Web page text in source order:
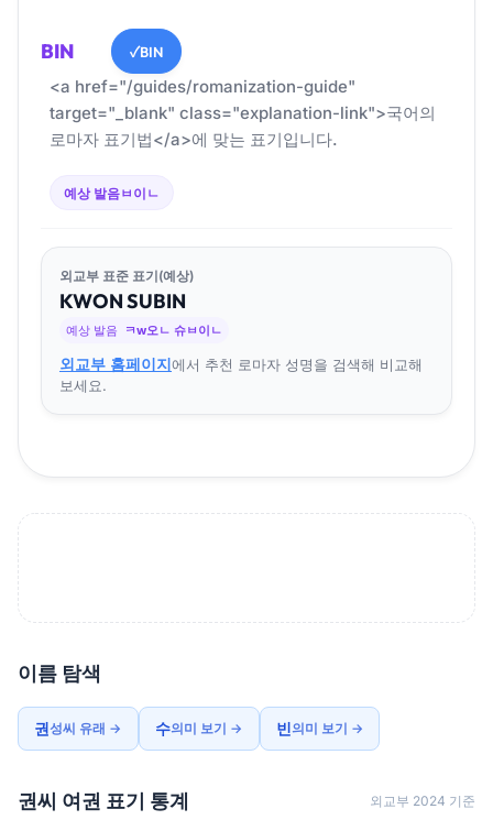
BIN ✓BIN
<a href="/guides/romanization-guide"
target="_blank" class="explanation-link">국어의
로마자 표기법</a>에 맞는 표기입니다.
예상 발음ㅂ이ㄴ
외교부 표준 표기(예상)
KWONSUBIN
예상 발음 ㅋw오ㄴ 슈ㅂ이ㄴ
외교부 홈페이지에서 추천 로마자 성명을 검색해 비교해
보세요.
이름 탐색
권성씨 유래 → 수의미 보기 → 빈의미 보기 →
권씨 여권 표기 통계 외교부 2024 기준